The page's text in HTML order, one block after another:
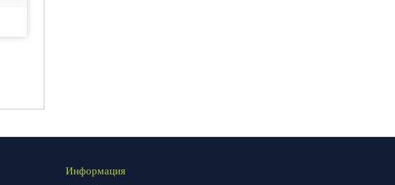
Информация